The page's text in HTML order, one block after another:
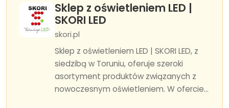
Sklep z oświetleniem LED |
SKORI LED
skori.pl
Sklep z oświetleniem LED | SKORI LED, z
siedzibą w Toruniu, oferuje szeroki
asortyment produktów związanych z
nowoczesnym oświetleniem. W ofercie...